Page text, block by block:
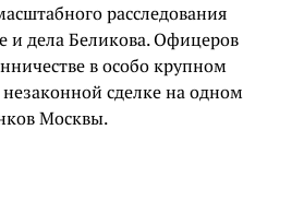
расследования
и дела Беликова. Офицеров
в особо крупном
незаконной сделке на одном
Москвы.